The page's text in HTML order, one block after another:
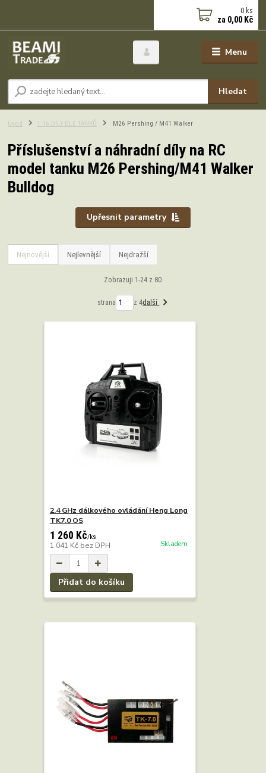
Menu
Hledat
0 ks
za 0,00 Kč
Úvod 1:16 DÍLY DLE TANKŮ M26 Pershing / M41 Walker
Příslušenství a náhradní díly na RC
model tanku M26 Pershing/M41 Walker
Bulldog
Upřesnit parametry
Nejnovější Nejlevnější Nejdražší
Zobrazuji 1-24 z 80
strana z 4další
2.4 GHz dálkového ovládání Heng Long
TK7.0 OS
1 260 Kč/ks
1 041 Kč bez DPH Skladem
Přidat do košíku